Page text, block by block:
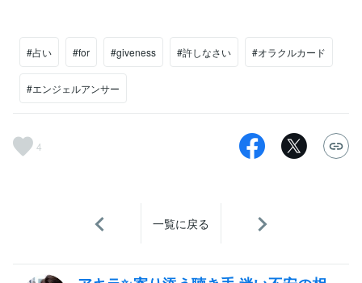
#占い #for #giveness #許しなさい #オラクルカード
#エンジェルアンサー
4
一覧に戻る